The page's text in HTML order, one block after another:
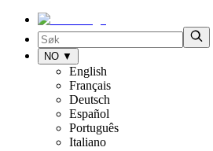
NO ▼
English
Français
Deutsch
Español
Português
Italiano